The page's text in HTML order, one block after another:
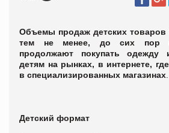
Объемы продаж детских товаров
тем не менее, до сих пор
продолжают покупать
детям на рынках, в интернете,
в специализированных магазинах
Детский формат